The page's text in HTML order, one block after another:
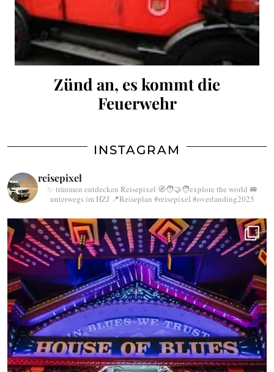
Zünd an, es kommt die
Feuerwehr
INSTAGRAM
reisepixel
✨ träumen entdecken Reisepixel 🧭🧑‍🤝‍🧑explore the world 🚐
unterwegs im HZJ 📍Reiseplan #reisepixel #overlanding2025